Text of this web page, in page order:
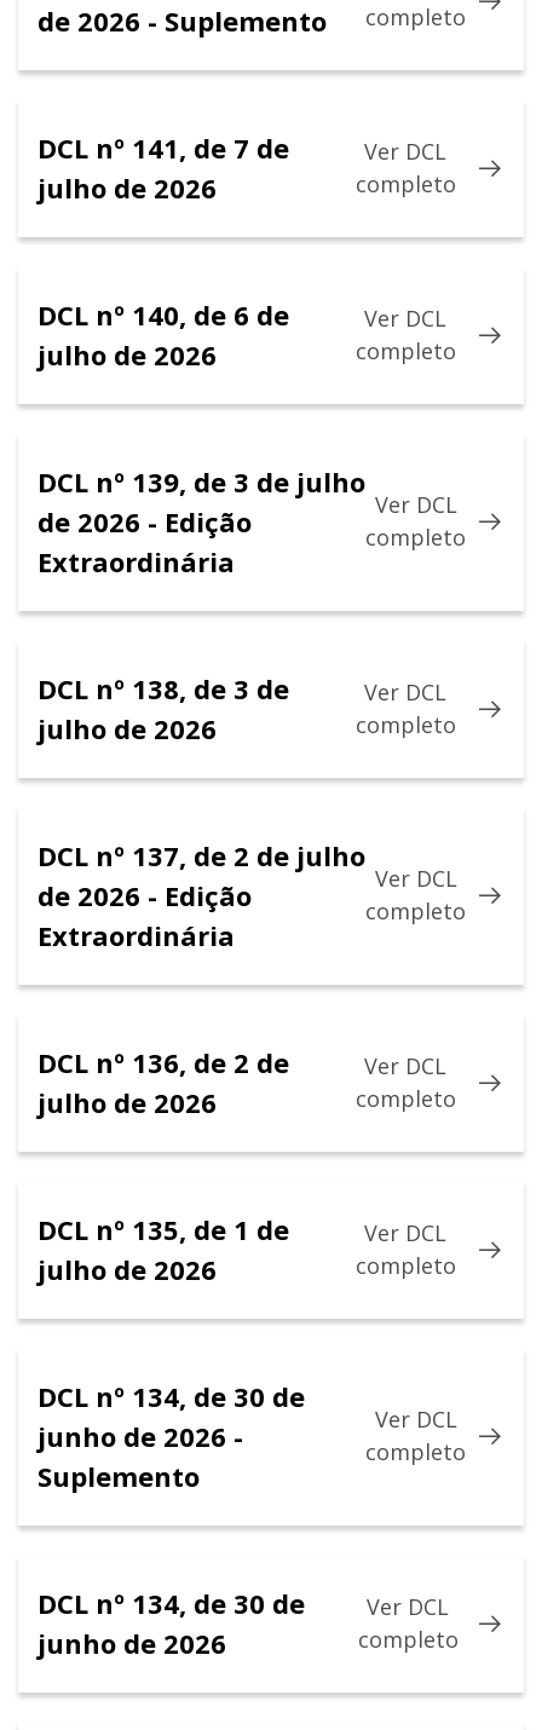
de 2026 - Suplemento
completo
DCL nº 141, de 7 de
julho de 2026
Ver DCL
completo
DCL nº 140, de 6 de
julho de 2026
Ver DCL
completo
DCL nº 139, de 3 de julho
de 2026 - Edição
Extraordinária
Ver DCL
completo
DCL nº 138, de 3 de
julho de 2026
Ver DCL
completo
DCL nº 137, de 2 de julho
de 2026 - Edição
Extraordinária
Ver DCL
completo
DCL nº 136, de 2 de
julho de 2026
Ver DCL
completo
DCL nº 135, de 1 de
julho de 2026
Ver DCL
completo
DCL nº 134, de 30 de
junho de 2026 -
Suplemento
Ver DCL
completo
DCL nº 134, de 30 de
junho de 2026
Ver DCL
completo